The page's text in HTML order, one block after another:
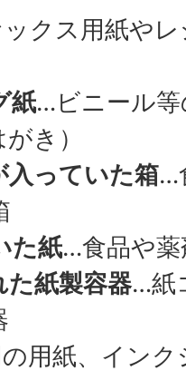
クス用紙や
紙…ビニール
き）
入っていた箱…
た紙…食品や
た紙製容器…紙
用紙、イン